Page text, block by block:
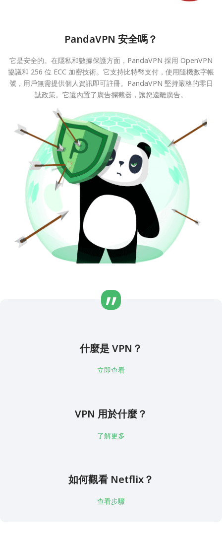
PandaVPN 安全嗎？
它是安全的。在隱私和數據保護方面，PandaVPN 採用 OpenVPN
協議和 256 位 ECC 加密技術。它支持比特幣支付，使用隨機數字帳
號，用戶無需提供個人資訊即可註冊。PandaVPN 堅持嚴格的零日
誌政策。它還內置了廣告攔截器，讓您遠離廣告。
什麼是 VPN？
立即查看
VPN 用於什麼？
了解更多
如何觀看 Netflix？
查看步驟